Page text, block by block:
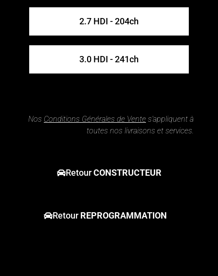
2.7 HDI - 204ch
3.0 HDI - 241ch
Nos Conditions Générales de Vente s’appliquent à
toutes nos livraisons et services.
RetourCONSTRUCTEUR
RetourREPROGRAMMATION